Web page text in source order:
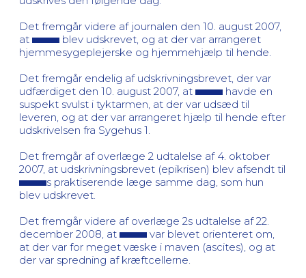
Det fremgår videre af journalen den 10. august 2007,
at
blev udskrevet, og at der var arrangeret
hjemmesygeplejerske og hjemmehjælp til hende.
Det fremgår endelig af udskrivningsbrevet, der var
udfærdiget den 10. august 2007, at
havde en
suspekt svulst i tyktarmen, at der var udsæd til
leveren, og at der var arrangeret hjælp til hende efter
udskrivelsen fra Sygehus 1.
Det fremgår af overlæge 2 udtalelse af 4. oktober
2007, at udskrivningsbrevet (epikrisen) blev afsendt til
s praktiserende læge samme dag, som hun
blev udskrevet.
Det fremgår videre af overlæge 2s udtalelse af 22.
december 2008, at
var blevet orienteret om,
at der var for meget væske i maven (ascites), og at
der var spredning af kræftcellerne.